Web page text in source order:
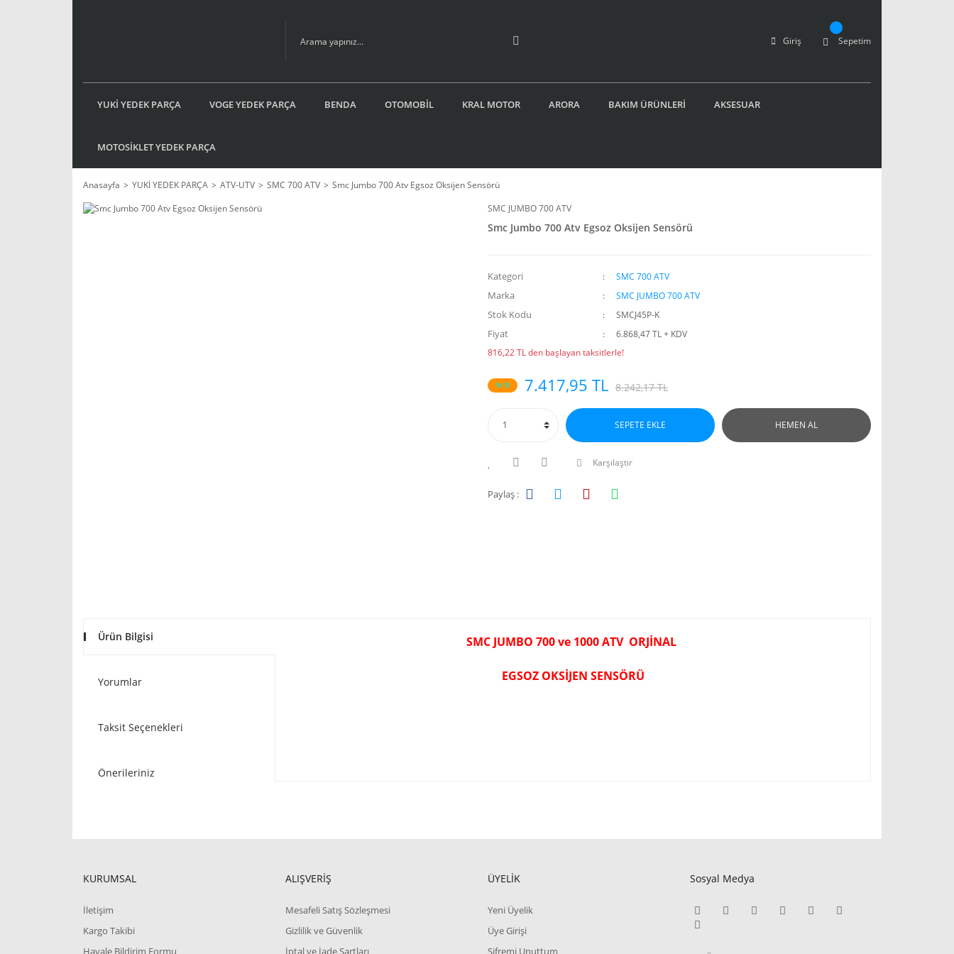
Giriş Sepetim
YUKİ YEDEK PARÇA VOGE YEDEK PARÇA BENDA OTOMOBİL KRAL MOTOR ARORA BAKIM ÜRÜNLERİ AKSESUAR
MOTOSİKLET YEDEK PARÇA
Anasayfa YUKİ YEDEK PARÇA ATV-UTV SMC 700 ATV
Smc Jumbo 700 Atv Egsoz Oksijen Sensörü
SMC JUMBO 700 ATV
Smc Jumbo 700 Atv Egsoz Oksijen Sensörü
Kategori SMC 700 ATV
Marka SMC JUMBO 700 ATV
Stok Kodu SMCJ45P-K
Fiyat
6.868,47 TL + KDV
816,22 TL den başlayan taksitlerle!
%10 7.417,95 TL 8.242,17 TL
SEPETE EKLE HEMEN AL
Karşılaştır
Paylaş :
Ürün Bilgisi
Yorumlar
Taksit Seçenekleri
Önerileriniz
SMC JUMBO 700 ve 1000 ATV ORJİNAL
EGSOZ OKSİJEN SENSÖRÜ
KURUMSAL
İletişim
Kargo Takibi
Havale Bildirim Formu
ALIŞVERİŞ
Mesafeli Satış Sözleşmesi
Gizlilik ve Güvenlik
İptal ve İade Şartları
ÜYELİK
Yeni Üyelik
Üye Girişi
Şifremi Unuttum
Sosyal Medya